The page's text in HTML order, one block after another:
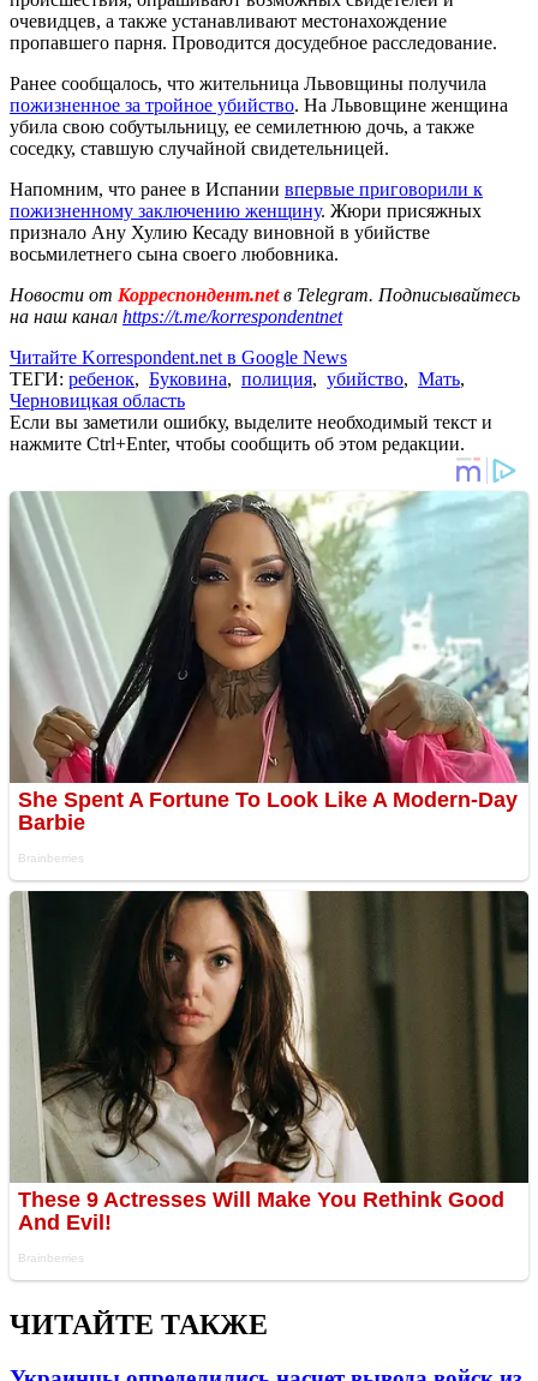
очевидцев, а также устанавливают местонахождение
пропавшего парня. Проводится досудебное расследование.
Ранее сообщалось, что жительница Львовщины получила
пожизненное за тройное убийство. На Львовщине женщина
убила свою собутыльницу, ее семилетнюю дочь, а также
соседку, ставшую случайной свидетельницей.
Напомним, что ранее в Испании впервые приговорили к
пожизненному заключению женщину. Жюри присяжных
признало Ану Хулию Кесаду виновной в убийстве
восьмилетнего сына своего любовника.
Новости от Корреспондент.netв Telegram. Подписывайтесь
на наш канал https://t.me/korrespondentnet
Читайте Korrespondent.net в Google News
ТЕГИ: ребенок, Буковина, полиция, убийство, Мать,
Черновицкая область
Если вы заметили ошибку, выделите необходимый текст и
нажмите Ctrl+Enter, чтобы сообщить об этом редакции.
ЧИТАЙТЕ ТАКЖЕ